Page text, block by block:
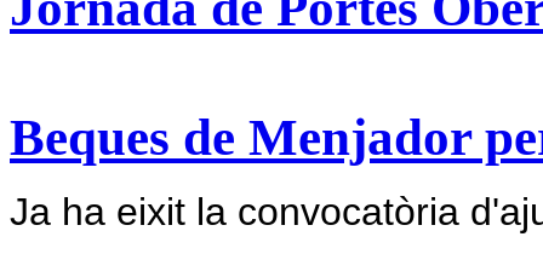
Beques de Menjador
Ja ha eixit la convocatòria